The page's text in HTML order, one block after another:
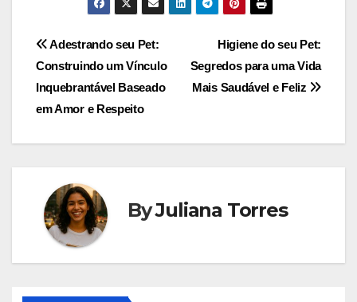
Navegação
de
Post
Higiene do seu Pet:
Segredos para uma Vida
Mais Saudável e Feliz
Adestrando seu Pet:
Construindo um Vínculo
Inquebrantável Baseado
em Amor e Respeito
ByJuliana Torres